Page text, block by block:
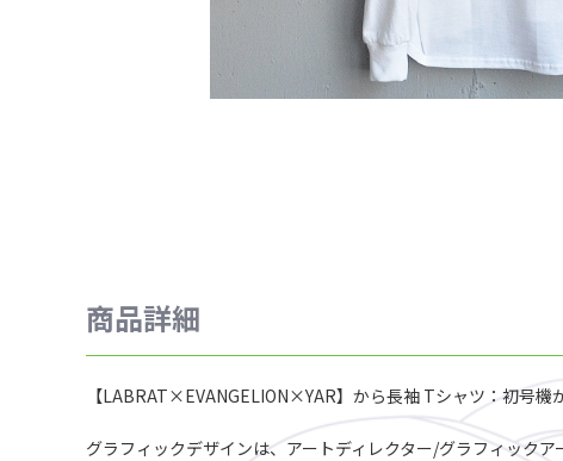
商品詳細
【LABRAT×EVANGELION×YAR】から長袖 Tシャツ：初号機
グラフィックデザインは、アートディレクター/グラフィック